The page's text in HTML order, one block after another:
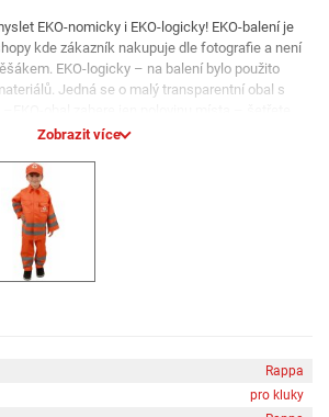
EKO-nomicky i EKO-logicky! EKO-balení je
kde zákazník nakupuje dle fotografie a není
EKO-logicky – na balení bylo použito
Jedná se o malý transparentní obal s
- v původním slova smyslu „opuštění masa"
z italského carne levare, „dát pryč maso"),
před Velikonocemi. Karnevalový rej začíná 6.
středu. Někdy to jsou poslední dny před
organizují různé hlučné výstupy, zábavy a
kostýmy. Lidově též fašank. V současném
Karnevalový obleček jim bude zajisté slušet.
Zobrazit více
Rappa
pro kluky